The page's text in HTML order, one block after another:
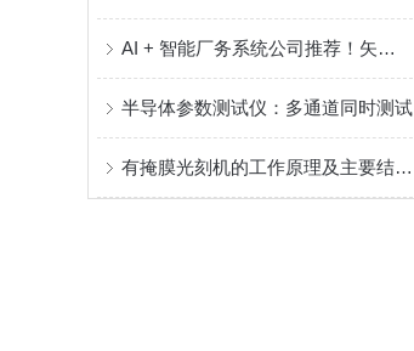
AI + 智能厂务系统公司推荐！矢量科学 半导体智能厂务系统全链路解决方案服务商
半导体参数测试仪：多通道同时测试
有掩膜光刻机的工作原理及主要结构组成